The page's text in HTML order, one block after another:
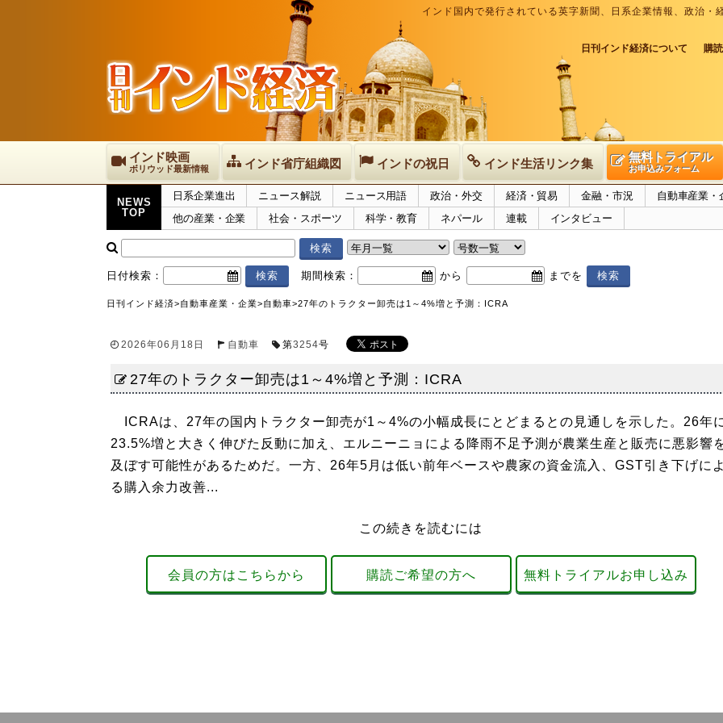
インド国内で発行されている英字新聞、日系企業情報、政治
日刊インド経済について 購
インド映画
ボリウッド最新情報 インド省庁組織図 インドの祝日 インド生活リンク集 無料トライアル
お申込みフォーム
NEWS
TOP
日系企業進出 ニュース解説 ニュース用語 政治・外交 経済・貿易 金融・市況
自動車産業・
他の産業・企業
社会・スポーツ 科学・教育 ネパール 連載 インタビュー
日付検索： 期間検索： から までを
日刊インド経済>自動車産業・企業>自動車>27年のトラクター卸売は1～4%増と予測：ICRA
2026年06月18日 自動車 第3254号
27年のトラクター卸売は1～4%増と予測：ICRA
ICRAは、27年の国内トラクター卸売が1～4%の小幅成長にとどまるとの見通しを示した。26年
23.5%増と大きく伸びた反動に加え、エルニーニョによる降雨不足予測が農業生産と販売に悪影響
及ぼす可能性があるためだ。一方、26年5月は低い前年ベースや農家の資金流入、GST引き下げによ
る購入余力改善...
この続きを読むには
会員の方はこちらから 購読ご希望の方へ 無料トライアルお申し込み